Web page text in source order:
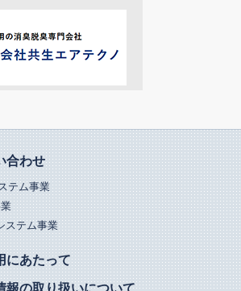
合わせ
テム事業
ステム事業
にあたって
報の取り扱いについて